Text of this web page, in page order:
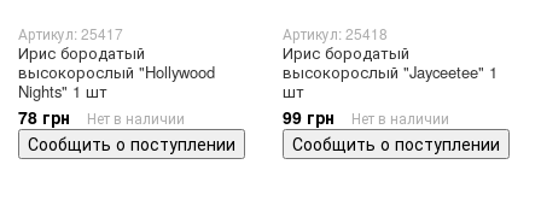
Артикул: 25417
Ирис бородатый
высокорослый "Hollywood
Nights" 1 шт
78 грн Нет в наличии
Сообщить о поступлении
Артикул: 25418
Ирис бородатый
высокорослый "Jayceetee" 1
шт
99 грн Нет в наличии
Сообщить о поступлении